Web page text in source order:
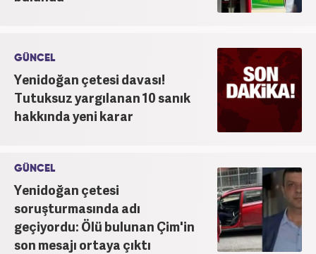
GÜNCEL
Yenidoğan çetesi davası!
Tutuksuz yargılanan 10 sanık
hakkında yeni karar
GÜNCEL
Yenidoğan çetesi
soruşturmasında adı
geçiyordu: Ölü bulunan Çim'in
son mesajı ortaya çıktı